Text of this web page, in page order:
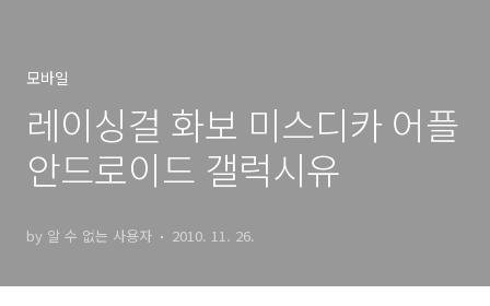
모바일
레이싱걸 화보 미스디카 어플
안드로이드 갤럭시유
by 알 수 없는 사용자 2010. 11. 26.